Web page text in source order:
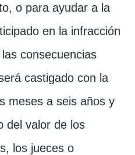
o para ayudar a la
en la infracción
consecuencias
castigado con la
meses a seis años y
del valor de los
los jueces o